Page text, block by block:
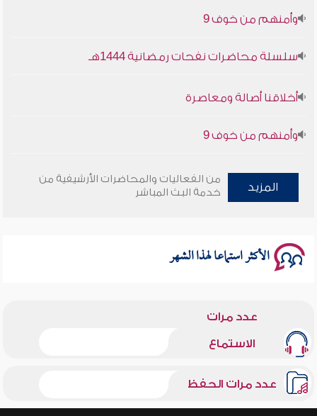
وأمنهم من خوف 9
سلسلة محاضرات نفحات رمضانية 1444هـ
أخلاقنا أصالة ومعاصرة
وأمنهم من خوف 9
المزيد
من الفعاليات والمحاضرات الأرشيفية من
خدمة البث المباشر
الأكثر استماعا لهذا الشهر
عدد مرات
الاستماع
عدد مرات الحفظ